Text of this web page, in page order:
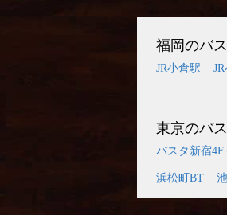
福岡のバ
JR小倉駅
東京のバ
バスタ新宿
浜松町BT